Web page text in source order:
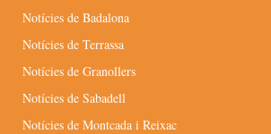
Notícies de Badalona
Notícies de Terrassa
Notícies de Granollers
Notícies de Sabadell
Notícies de Montcada i Reixac